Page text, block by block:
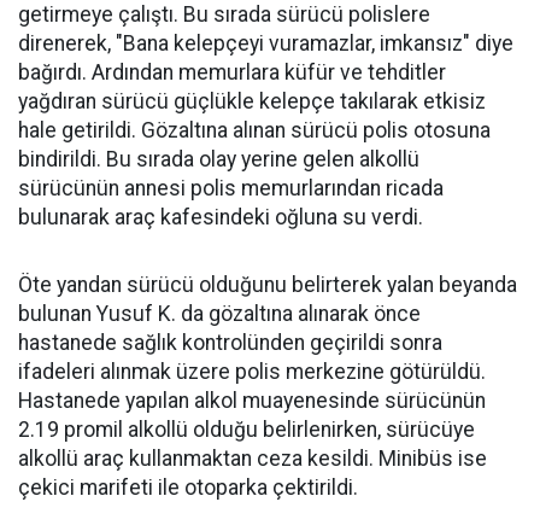
getirmeye çalıştı. Bu sırada sürücü polislere
direnerek, "Bana kelepçeyi vuramazlar, imkansız" diye
bağırdı. Ardından memurlara küfür ve tehditler
yağdıran sürücü güçlükle kelepçe takılarak etkisiz
hale getirildi. Gözaltına alınan sürücü polis otosuna
bindirildi. Bu sırada olay yerine gelen alkollü
sürücünün annesi polis memurlarından ricada
bulunarak araç kafesindeki oğluna su verdi.
Öte yandan sürücü olduğunu belirterek yalan beyanda
bulunan Yusuf K. da gözaltına alınarak önce
hastanede sağlık kontrolünden geçirildi sonra
ifadeleri alınmak üzere polis merkezine götürüldü.
Hastanede yapılan alkol muayenesinde sürücünün
2.19 promil alkollü olduğu belirlenirken, sürücüye
alkollü araç kullanmaktan ceza kesildi. Minibüs ise
çekici marifeti ile otoparka çektirildi.